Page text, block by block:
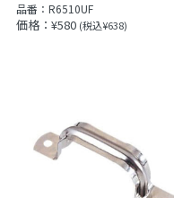
品番： R6510UF
価格：¥580 (税込¥638)